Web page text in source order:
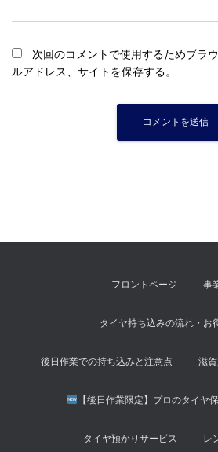
次回のコメントで使用するためブラ
ルアドレス、サイトを保存する。
フロントページ 事
タイヤ持ち込みの流れ・お
後日作業での持ち込みと注意点 滋
【後日作業限定】プロのタイヤ
タイヤ預かりサービス レ